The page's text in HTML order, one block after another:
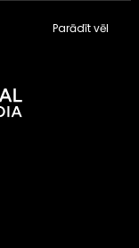
Parādīt vēl